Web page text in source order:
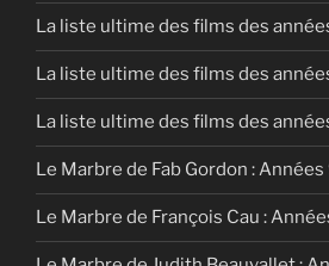
La liste ultime des films des
La liste ultime des films des
La liste ultime des films des
Le Marbre de Fab Gordon :
Le Marbre de François Cau :